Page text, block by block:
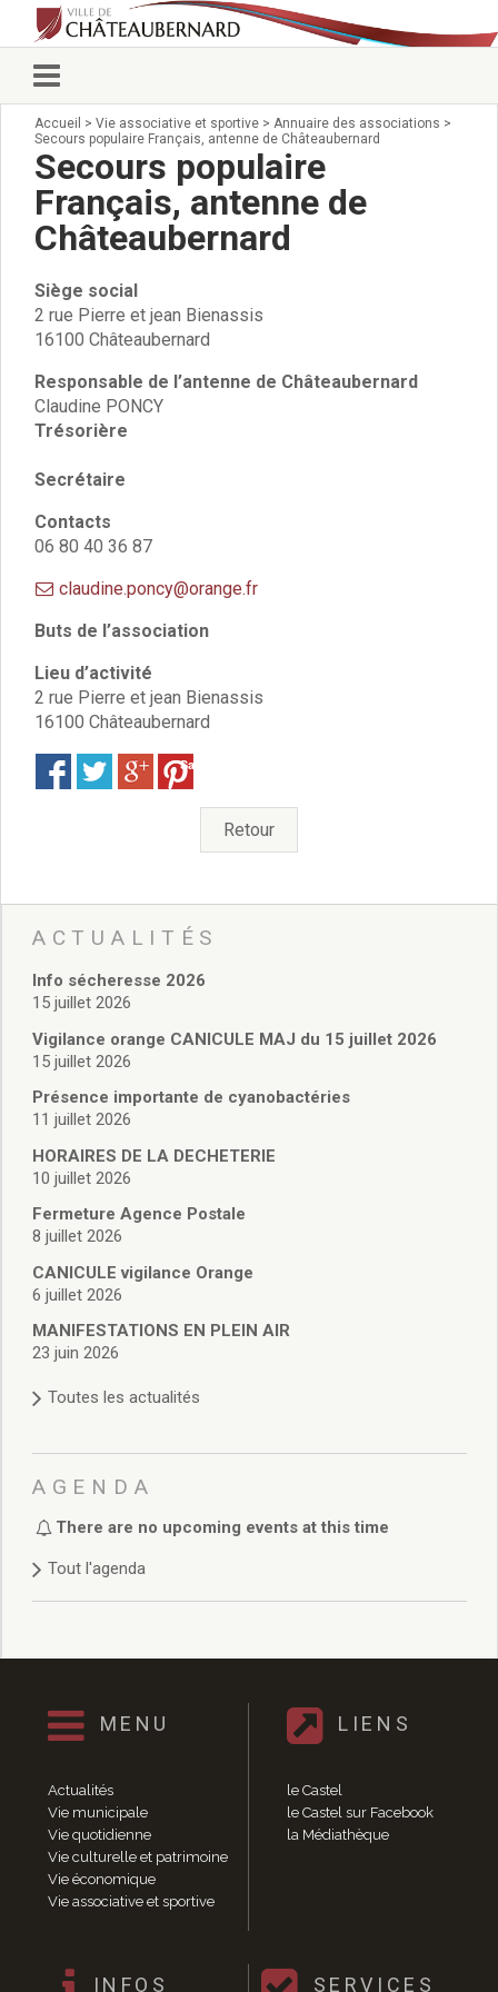
Vie municipale
Élus
Conseillers municipaux
Commissions 2026
Prendre rendez-vous
Services municipaux
Organigramme
Pour venir nous voir
administratives
Affaires Scolaires
Police Municipale/règlementation
Cimetière/réglementation funéraire
Services en ligne
Inscriptions sur les listes électorales
Plan Local d’Urbanisme intercommunal
Actes d’état civil
Budget de Fonctionnement
Budget d’Investissement
Conseils municipaux
Règlement du conseil municipal
Délibérations 2025
Délibérations 2024
Délibérations 2022
Délibérations 2021
Délibérations 2020
Délibérations 2019
Délibérations 2018
Délibérations 2017
Délibérations 2015
Délibérations 2013
Délibérations 2012
Délibérations 2011
Délibérations 2010
Délibérations 2009
Délibérations 2008
Marchés publics
Enfance et jeunesse
Crèche
Écoles
Garderies
Centres de loisirs
Services à domicile
Résidence sénior
Règlementation accessibilité
La M.D.P.H.
Aménagements en accessibilité
Associations d’aide aux handicapés
Marchés
Accueil > Vie associative et sportive > Annuaire des associations >
Secours populaire Français, antenne de Châteaubernard
Secours populaire
Français, antenne de
Châteaubernard
Siège social
2 rue Pierre et jean Bienassis
16100 Châteaubernard
Responsable de l’antenne de Châteaubernard
Claudine PONCY
Trésorière
Secrétaire
Contacts
06 80 40 36 87
claudine.poncy@orange.fr
Buts de l’association
Lieu d’activité
2 rue Pierre et jean Bienassis
16100 Châteaubernard
Save
Retour
ACTUALITÉS
Info sécheresse 2026
15 juillet 2026
Vigilance orange CANICULE MAJ du 15 juillet 2026
15 juillet 2026
Présence importante de cyanobactéries
11 juillet 2026
HORAIRES DE LA DECHETERIE
10 juillet 2026
Fermeture Agence Postale
8 juillet 2026
CANICULE vigilance Orange
6 juillet 2026
MANIFESTATIONS EN PLEIN AIR
23 juin 2026
Toutes les actualités
AGENDA
There are no upcoming events at this time
Tout l'agenda
MENU
Actualités
Vie municipale
Vie quotidienne
Vie culturelle et patrimoine
Vie économique
Vie associative et sportive
LIENS
le Castel
le Castel sur Facebook
la Médiathèque
INFOS SERVICES